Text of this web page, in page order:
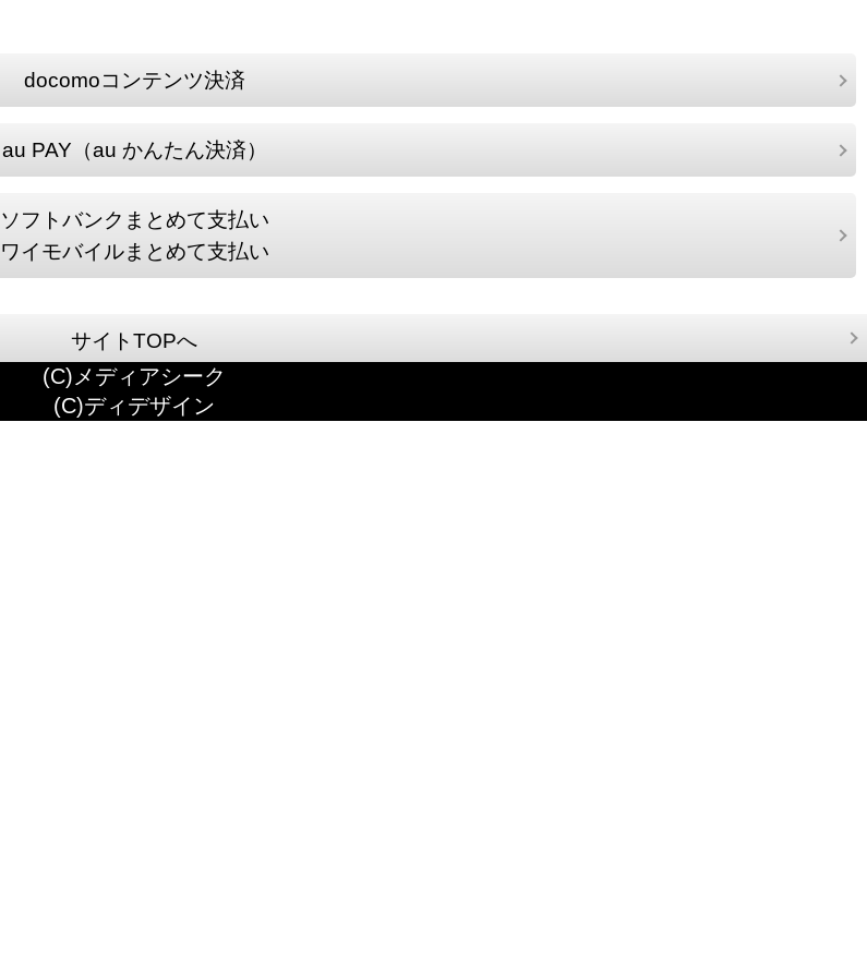
docomoコンテンツ決済
au PAY（au かんたん決済）
ソフトバンクまとめて支払い
ワイモバイルまとめて支払い
サイトTOPへ
(C)メディアシーク
(C)ディデザイン